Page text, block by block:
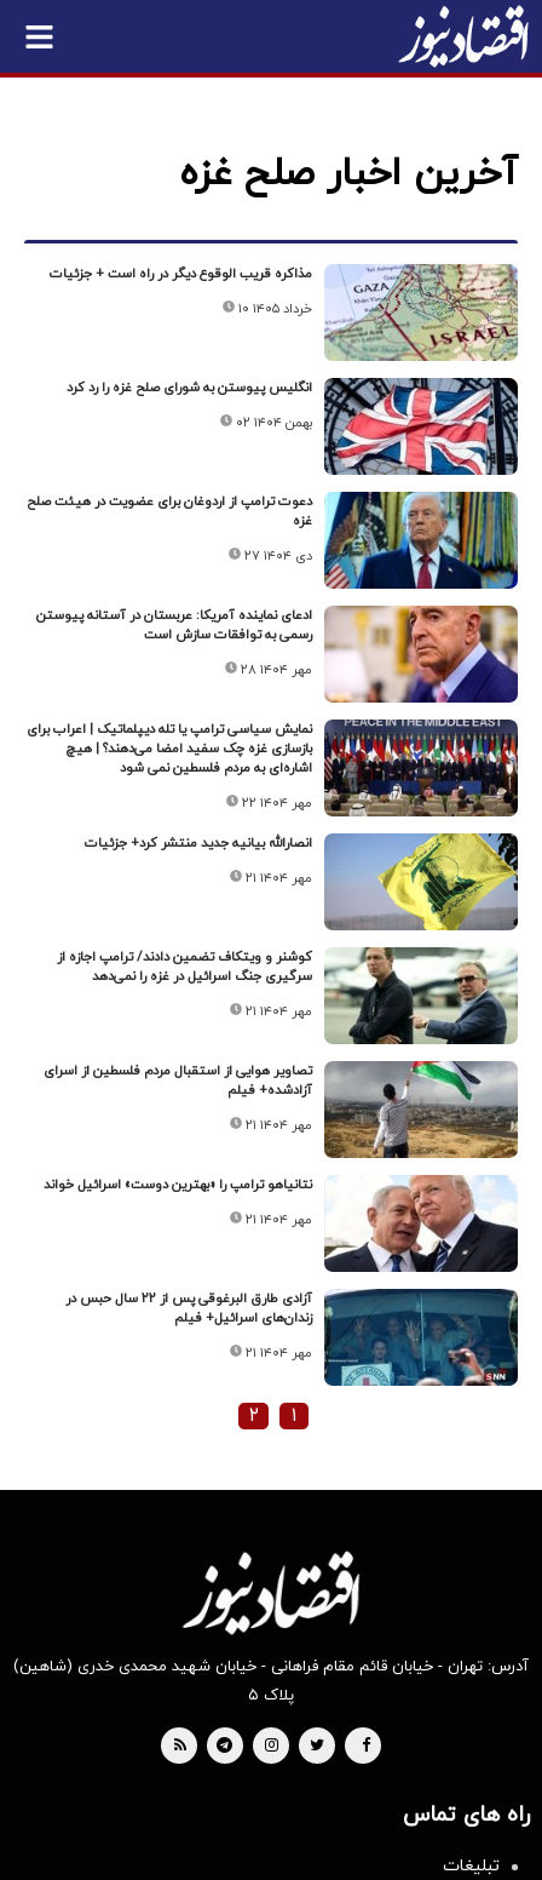
آخرین اخبار صلح غزه
مذاکره قریب الوقوع دیگر در راه است + جزئیات
۱۰ خرداد ۱۴۰۵
انگلیس پیوستن به شورای صلح غزه را رد کرد
۰۲ بهمن ۱۴۰۴
دعوت ترامپ از اردوغان برای عضویت در هیئت صلح
غزه
۲۷ دی ۱۴۰۴
ادعای نماینده آمریکا: عربستان در آستانه پیوستن
رسمی به توافقات سازش است
۲۸ مهر ۱۴۰۴
نمایش سیاسی ترامپ یا تله دیپلماتیک | اعراب برای
بازسازی غزه چک سفید امضا می‌دهند؟ | هیچ
‌اشاره‌ای به مردم فلسطین نمی‌ شود
۲۲ مهر ۱۴۰۴
انصارالله بیانیه جدید منتشر کرد+ جزئیات
۲۱ مهر ۱۴۰۴
کوشنر و ویتکاف تضمین دادند/ ترامپ اجازه از
سرگیری جنگ اسرائیل در غزه را نمی‌دهد
۲۱ مهر ۱۴۰۴
تصاویر هوایی از استقبال مردم فلسطین از اسرای
آزادشده+ فیلم
۲۱ مهر ۱۴۰۴
نتانیاهو ترامپ را «بهترین دوست» اسرائیل خواند
۲۱ مهر ۱۴۰۴
آزادی طارق البرغوقی پس از ۲۲ سال حبس در
زندان‌های اسرائیل+ فیلم
۲۱ مهر ۱۴۰۴
۱ ۲
آدرس: تهران - خیابان قائم مقام فراهانی - خیابان شهید محمدی خدری (شاهین)
پلاک ۵
راه های تماس
تبلیغات